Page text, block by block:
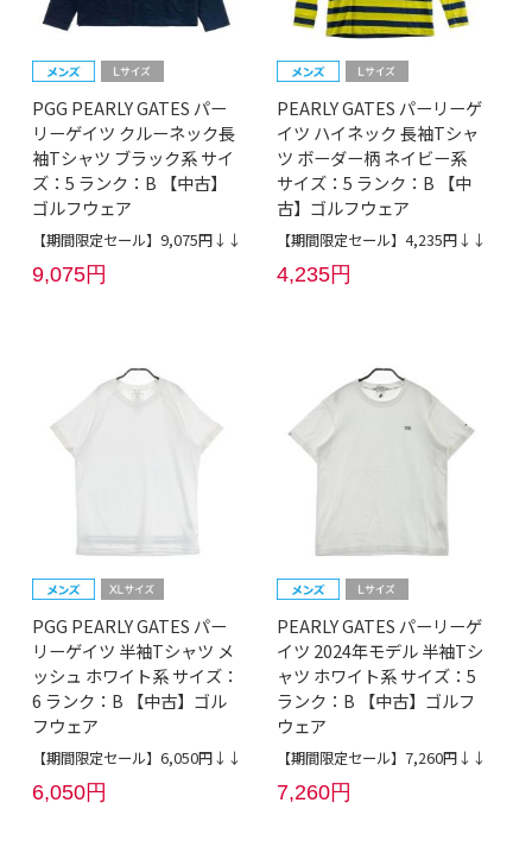
PGG PEARLY GATES パー
リーゲイツ クルーネック長
袖Tシャツ ブラック系 サイ
ズ：5 ランク：B 【中古】
ゴルフウェア
【期間限定セール】9,075円↓↓
9,075円
PEARLY GATES パーリーゲ
イツ ハイネック 長袖Tシャ
ツ ボーダー柄 ネイビー系
サイズ：5 ランク：B 【中
古】ゴルフウェア
【期間限定セール】4,235円↓↓
4,235円
PGG PEARLY GATES パー
リーゲイツ 半袖Tシャツ メ
ッシュ ホワイト系 サイズ：
6 ランク：B 【中古】ゴル
フウェア
【期間限定セール】6,050円↓↓
6,050円
PEARLY GATES パーリーゲ
イツ 2024年モデル 半袖Tシ
ャツ ホワイト系 サイズ：5
ランク：B 【中古】ゴルフ
ウェア
【期間限定セール】7,260円↓↓
7,260円